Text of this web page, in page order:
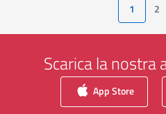
1 2
Scarica la nostra
App Store